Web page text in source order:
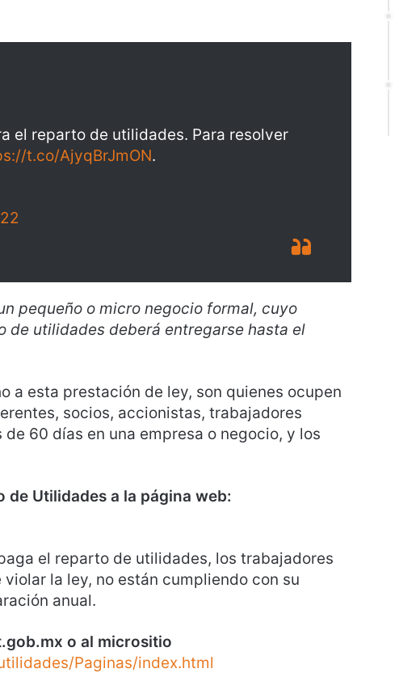
el reparto de utilidades. Para resolver
t.co/AjyqBrJmON.
pequeño o micro negocio formal, cuyo
de utilidades deberá entregarse hasta el
a esta prestación de ley, son quienes ocupen
socios, accionistas, trabajadores
60 días en una empresa o negocio, y los
de Utilidades a la página web:
el reparto de utilidades, los trabajadores
la ley, no están cumpliendo con su
anual.
o al micrositio
Paginas/index.html